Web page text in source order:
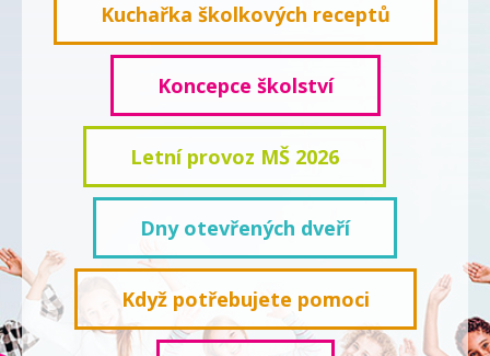
Kuchařka školkových receptů
Koncepce školství
Letní provoz MŠ 2026
Dny otevřených dveří
Když potřebujete pomoci